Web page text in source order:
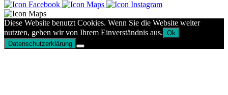
Diese Website benutzt Cookies. Wenn Sie die Website weiter
nutzten, gehen wir von Ihrem Einverständnis aus. Ok
Datenschutzerklärung